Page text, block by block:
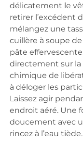
délicatement le
retirer l’excédent
mélangez une
cuillère à soupe
pâte
directement sur la
chimique de
à déloger les
Laissez agir
endroit aéré. Une
doucement avec
rincez à l’eau tiède.